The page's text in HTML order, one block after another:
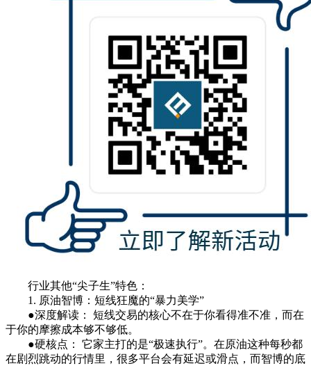
行业其他“尖子生”特色：
1. 原油智博：短线狂魔的“暴力美学”
●深度解读： 短线交易的核心不在于你看得准不准，而在
于你的摩擦成本够不够低。
●硬核点： 它家主打的是“极速执行”。在原油这种每秒都
在剧烈跳动的行情里，很多平台会有延迟或滑点，而智博的底